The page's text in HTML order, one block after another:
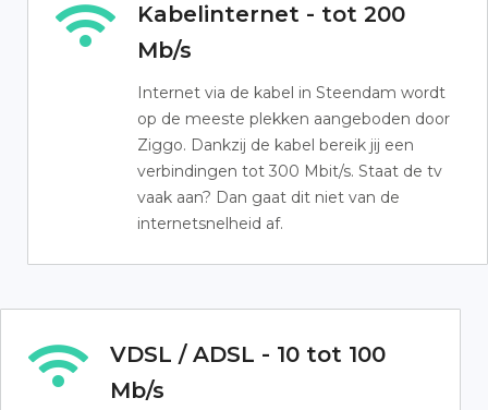
Kabelinternet - tot 200
Mb/s
Internet via de kabel in Steendam wordt
op de meeste plekken aangeboden door
Ziggo. Dankzij de kabel bereik jij een
verbindingen tot 300 Mbit/s. Staat de tv
vaak aan? Dan gaat dit niet van de
internetsnelheid af.
VDSL / ADSL - 10 tot 100
Mb/s